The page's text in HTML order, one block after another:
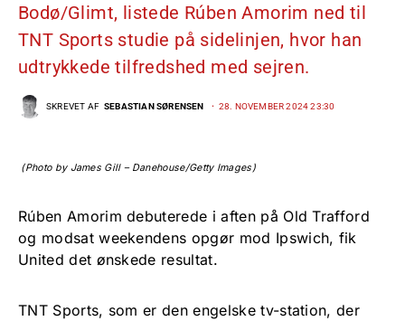
Bodø/Glimt, listede Rúben Amorim ned til
TNT Sports studie på sidelinjen, hvor han
udtrykkede tilfredshed med sejren.
SKREVET AF SEBASTIAN SØRENSEN 28. NOVEMBER 2024 23:30
(Photo by James Gill – Danehouse/Getty Images)
Rúben Amorim debuterede i aften på Old Trafford
og modsat weekendens opgør mod Ipswich, fik
United det ønskede resultat.
TNT Sports, som er den engelske tv-station, der